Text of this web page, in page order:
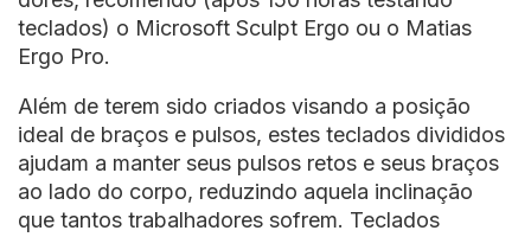
teclados) o Microsoft Sculpt Ergo ou o Matias
Ergo Pro.
Além de terem sido criados visando a posição
ideal de braços e pulsos, estes teclados divididos
ajudam a manter seus pulsos retos e seus braços
ao lado do corpo, reduzindo aquela inclinação
que tantos trabalhadores sofrem. Teclados